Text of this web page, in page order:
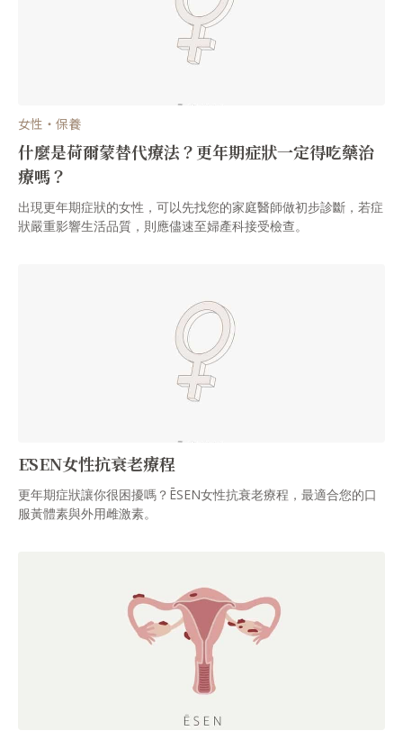
女性・保養
什麼是荷爾蒙替代療法？更年期症狀一定得吃藥治
療嗎？
出現更年期症狀的女性，可以先找您的家庭醫師做初步診斷，若症
狀嚴重影響生活品質，則應儘速至婦產科接受檢查。
ĒSEN女性抗衰老療程
更年期症狀讓你很困擾嗎？ĒSEN女性抗衰老療程，最適合您的口
服黃體素與外用雌激素。